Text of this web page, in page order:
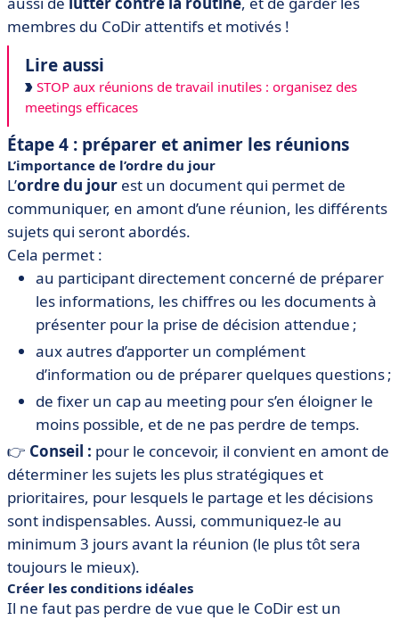
membres du CoDir attentifs et motivés !
Lire aussi
STOP aux réunions de travail inutiles : organisez des
meetings efficaces
Étape 4 : préparer et animer les réunions
L’importance de l’ordre du jour
L’ordre du jour est un document qui permet de
communiquer, en amont d’une réunion, les différents
sujets qui seront abordés.
Cela permet :
au participant directement concerné de préparer
les informations, les chiffres ou les documents à
présenter pour la prise de décision attendue ;
aux autres d’apporter un complément
d’information ou de préparer quelques questions ;
de fixer un cap au meeting pour s’en éloigner le
moins possible, et de ne pas perdre de temps.
👉 Conseil : pour le concevoir, il convient en amont de
déterminer les sujets les plus stratégiques et
prioritaires, pour lesquels le partage et les décisions
sont indispensables. Aussi, communiquez-le au
minimum 3 jours avant la réunion (le plus tôt sera
toujours le mieux).
Créer les conditions idéales
Il ne faut pas perdre de vue que le CoDir est un